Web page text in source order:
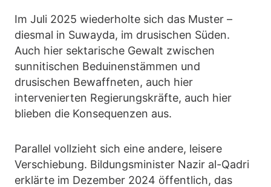
Im Juli 2025 wiederholte sich das Muster –
diesmal in Suwayda, im drusischen Süden.
Auch hier sektarische Gewalt zwischen
sunnitischen Beduinenstämmen und
drusischen Bewaffneten, auch hier
intervenierten Regierungskräfte, auch hier
blieben die Konsequenzen aus.
Parallel vollzieht sich eine andere, leisere
Verschiebung. Bildungsminister Nazir al-Qadri
erklärte im Dezember 2024 öffentlich, das